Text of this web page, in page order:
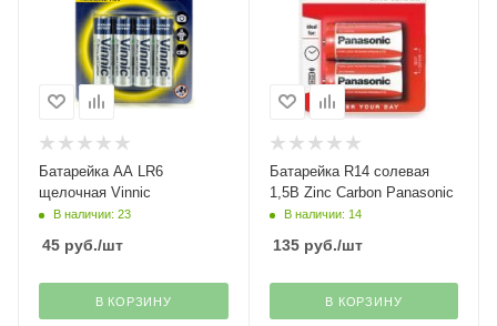
Батарейка АА LR6
щелочная Vinnic
В наличии: 23
45 руб./шт
В КОРЗИНУ
Батарейка R14 солевая
1,5В Zinc Carbon Panasonic
В наличии: 14
135руб./шт
В КОРЗИНУ